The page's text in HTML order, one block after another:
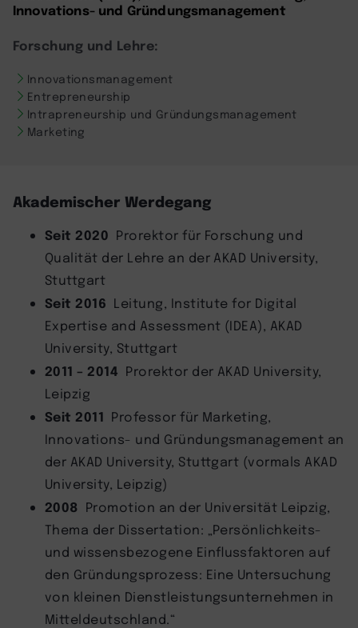
Innovations- und Gründungsmanagement
Forschung und Lehre:
Innovationsmanagement
Entrepreneurship
Intrapreneurship und Gründungsmanagement
Marketing
Akademischer Werdegang
Seit 2020 Prorektor für Forschung und
Qualität der Lehre an der AKAD University,
Stuttgart
Seit 2016 Leitung, Institute for Digital
Expertise and Assessment (IDEA), AKAD
University, Stuttgart
2011 – 2014 Prorektor der AKAD University,
Leipzig
Seit 2011 Professor für Marketing,
Innovations- und Gründungsmanagement an
der AKAD University, Stuttgart (vormals AKAD
University, Leipzig)
2008 Promotion an der Universität Leipzig,
Thema der Dissertation: „Persönlichkeits-
und wissensbezogene Einflussfaktoren auf
den Gründungsprozess: Eine Untersuchung
von kleinen Dienstleistungsunternehmen in
Mitteldeutschland.“